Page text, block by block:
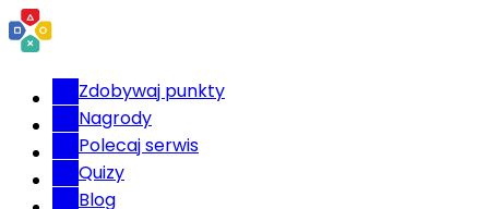
Zdobywaj punkty
Nagrody
Polecaj serwis
Quizy
Blog